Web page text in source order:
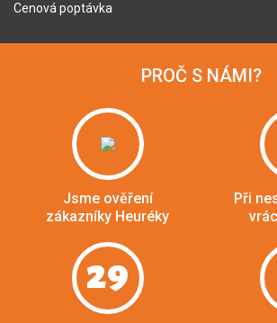
Cenová poptávka
PROČ S NÁMI?
Jsme ověření
zákazníky Heuréky
Při
29